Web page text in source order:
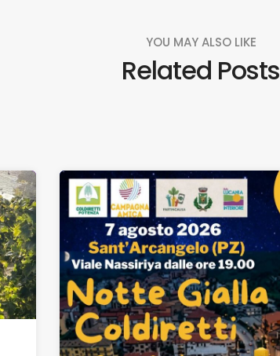
YOU MAY ALSO LIKE
Related Posts